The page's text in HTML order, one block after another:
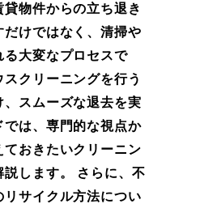
物件からの立ち退き
けではなく、清掃や
大変なプロセスで
クリーニングを行う
スムーズな退去を実
は、専門的な視点か
おきたいクリーニン
します。 さらに、不
サイクル方法につい